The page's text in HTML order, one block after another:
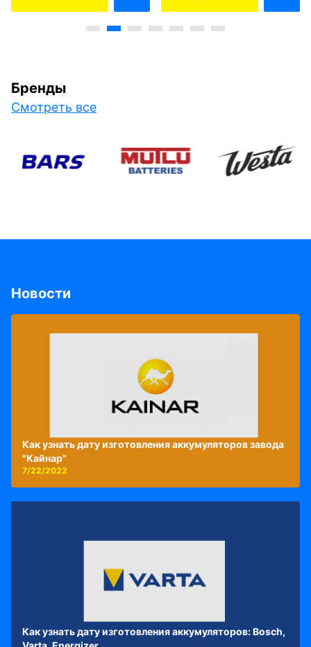
Бренды
Смотреть все
Новости
Как узнать дату изготовления аккумуляторов завода
"Кайнар"
7/22/2022
Как узнать дату изготовления аккумуляторов: Bosch,